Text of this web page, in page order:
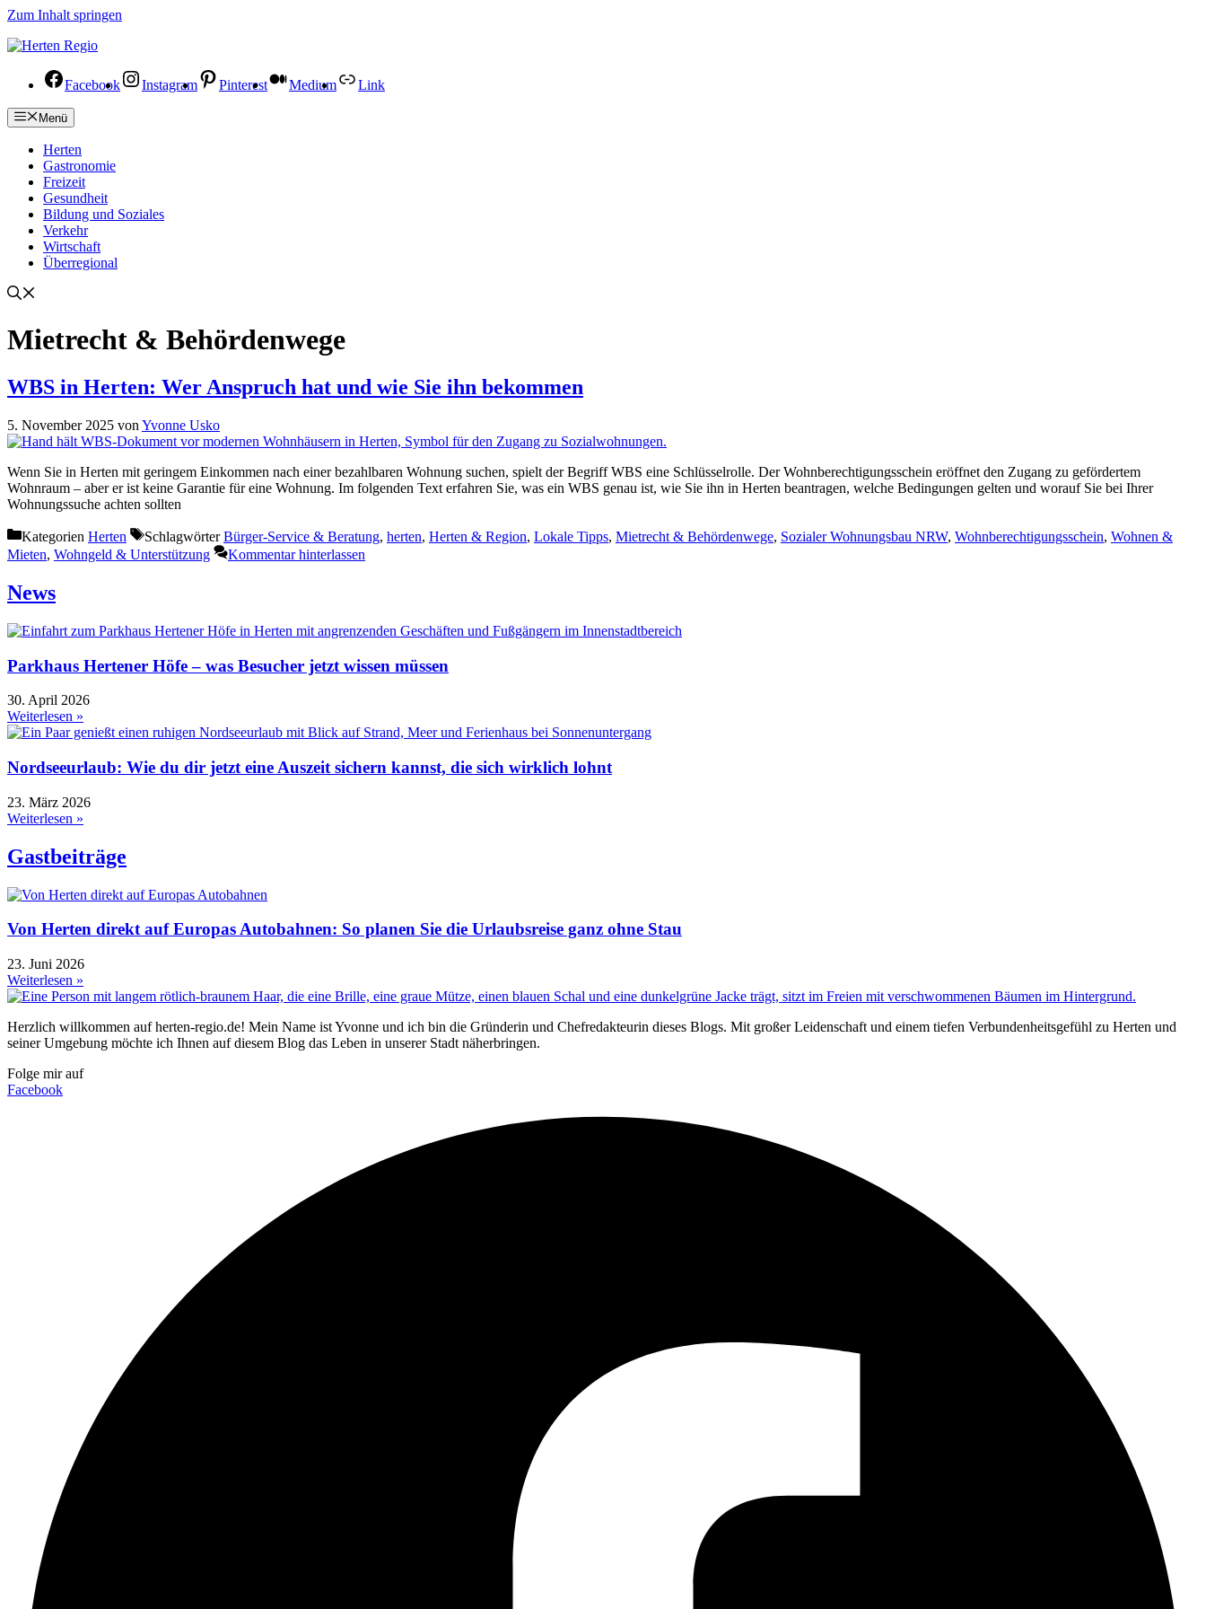
Zum Inhalt springen
Facebook Instagram Pinterest Medium Link
Menü
Herten
Gastronomie
Freizeit
Gesundheit
Bildung und Soziales
Verkehr
Wirtschaft
Überregional
Mietrecht & Behördenwege
WBS in Herten: Wer Anspruch hat und wie Sie ihn bekommen
5. November 2025 von Yvonne Usko
Wenn Sie in Herten mit geringem Einkommen nach einer bezahlbaren Wohnung suchen, spielt der Begriff WBS eine Schlüsselrolle. Der Wohnberechtigungsschein eröffnet den Zugang zu gefördertem
Wohnraum – aber er ist keine Garantie für eine Wohnung. Im folgenden Text erfahren Sie, was ein WBS genau ist, wie Sie ihn in Herten beantragen, welche Bedingungen gelten und worauf Sie bei Ihrer
Wohnungssuche achten sollten
Kategorien Herten SchlagwörterBürger-Service & Beratung, herten, Herten & Region, Lokale Tipps, Mietrecht & Behördenwege, Sozialer Wohnungsbau NRW, Wohnberechtigungsschein, Wohnen &
Mieten, Wohngeld & Unterstützung Kommentar hinterlassen
News
Parkhaus Hertener Höfe – was Besucher jetzt wissen müssen
30. April 2026
Weiterlesen »
Nordseeurlaub: Wie du dir jetzt eine Auszeit sichern kannst, die sich wirklich lohnt
23. März 2026
Weiterlesen »
Gastbeiträge
Von Herten direkt auf Europas Autobahnen: So planen Sie die Urlaubsreise ganz ohne Stau
23. Juni 2026
Weiterlesen »
Herzlich willkommen auf herten-regio.de! Mein Name ist Yvonne und ich bin die Gründerin und Chefredakteurin dieses Blogs. Mit großer Leidenschaft und einem tiefen Verbundenheitsgefühl zu Herten und
seiner Umgebung möchte ich Ihnen auf diesem Blog das Leben in unserer Stadt näherbringen.
Folge mir auf
Facebook